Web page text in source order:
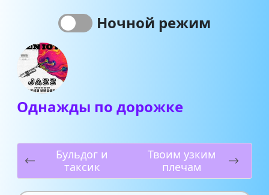
Ночной режим
Однажды по дорожке
Бульдог и
таксик
Твоим узким
плечам